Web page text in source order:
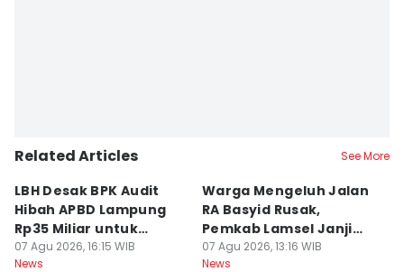
Related Articles See More
LBH Desak BPK Audit
Hibah APBD Lampung
Rp35 Miliar untuk
Kejaksaan
07 Agu 2026, 16:15 WIB
News
Warga Mengeluh Jalan
RA Basyid Rusak,
Pemkab Lamsel Janji
Segera Perbaiki
07 Agu 2026, 13:16 WIB
News